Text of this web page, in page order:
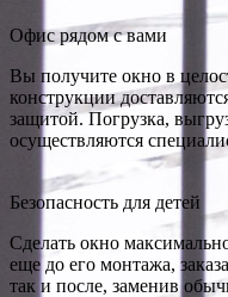
Офис рядом с вами
Вы получите окно в
конструкции
защитой. Погрузка,
осуществляются
Безопасность для детей
Сделать окно
еще до его монтажа,
так и после, заменив